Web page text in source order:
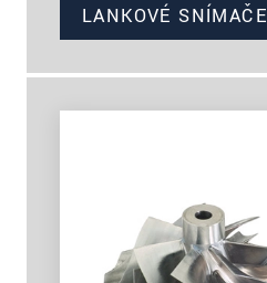
LANKOVÉ SNÍMAČE